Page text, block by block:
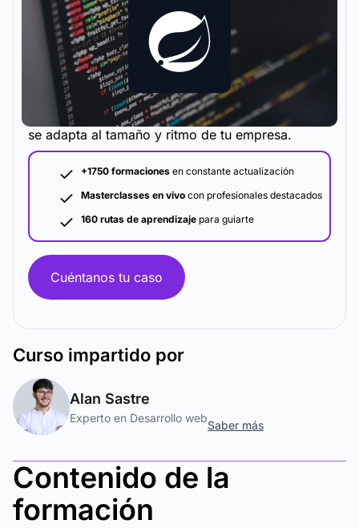
La metodología y plataforma de formación que
se adapta al tamaño y ritmo de tu empresa.
+1750 formaciones en constante actualización
Masterclasses en vivo con profesionales destacados
160 rutas de aprendizaje para guiarte
Cuéntanos tu caso
Curso impartido por
Alan Sastre
Experto en Desarrollo web
Saber más
Contenido de la
formación